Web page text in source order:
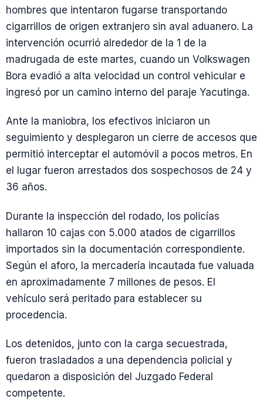
hombres que intentaron fugarse transportando
cigarrillos de origen extranjero sin aval aduanero. La
intervención ocurrió alrededor de la 1 de la
madrugada de este martes, cuando un Volkswagen
Bora evadió a alta velocidad un control vehicular e
ingresó por un camino interno del paraje Yacutinga.
Ante la maniobra, los efectivos iniciaron un
seguimiento y desplegaron un cierre de accesos que
permitió interceptar el automóvil a pocos metros. En
el lugar fueron arrestados dos sospechosos de 24 y
36 años.
Durante la inspección del rodado, los policías
hallaron 10 cajas con 5.000 atados de cigarrillos
importados sin la documentación correspondiente.
Según el aforo, la mercadería incautada fue valuada
en aproximadamente 7 millones de pesos. El
vehículo será peritado para establecer su
procedencia.
Los detenidos, junto con la carga secuestrada,
fueron trasladados a una dependencia policial y
quedaron a disposición del Juzgado Federal
competente.